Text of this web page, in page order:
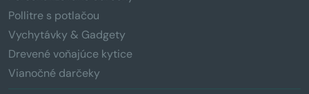
Pollitre s potlačou
Vychytávky & Gadgety
Drevené voňajúce kytice
Vianočné darčeky